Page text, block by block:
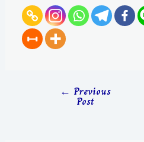
← Previous
Post